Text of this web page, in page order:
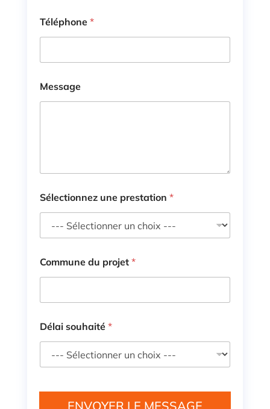
e
*
*
Téléphone *
Message
Sélectionnez une prestation *
Commune du projet *
Délai souhaité *
ENVOYER LE MESSAGE